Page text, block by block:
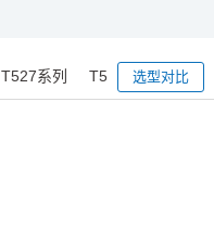
T527系列 T507系列 A40i
选型对比